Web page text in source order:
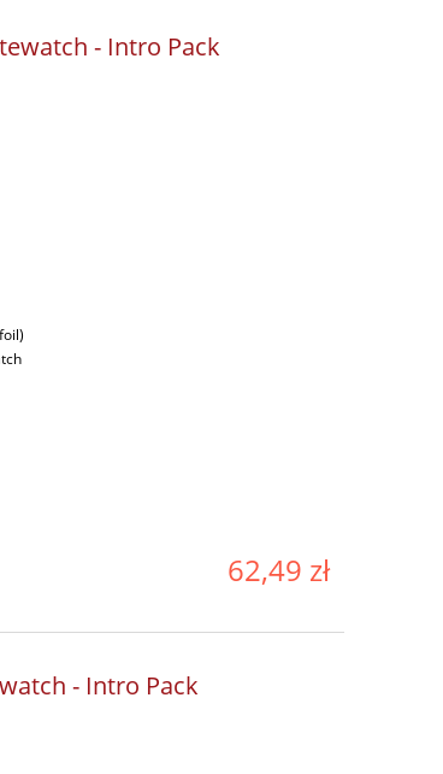
- Intro Pack
62,49 zł
- Intro Pack